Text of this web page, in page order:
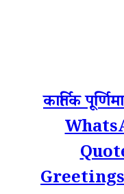
कार्तिक
Greetings